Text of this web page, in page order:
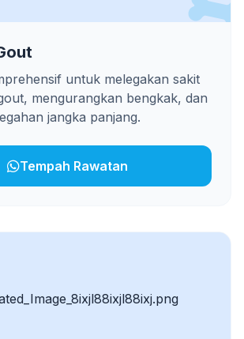
untuk melegakan sakit
mengurangkan bengkak, dan
jangka panjang.
Tempah Rawatan